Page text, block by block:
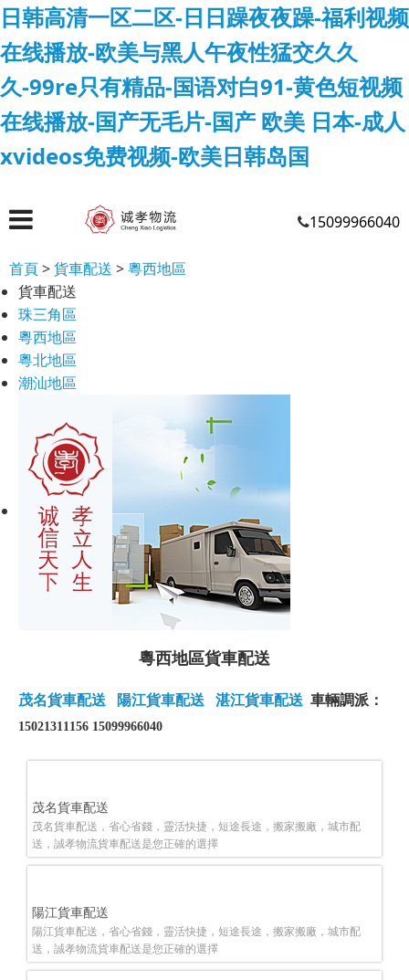
日韩高清一区二区-日日躁夜夜躁-福利视频
在线播放-欧美与黑人午夜性猛交久久
久-99re只有精品-国语对白91-黄色短视频
在线播放-国产无毛片-国产 欧美 日本-成人
xvideos免费视频-欧美日韩岛国
15099966040
首頁>貨車配送 >粵西地區
貨車配送
珠三角區
粵西地區
粵北地區
潮汕地區
粵西地區貨車配送
茂名貨車配送 陽江貨車配送 湛江貨車配送 車輛調派：
15021311156 15099966040
茂名貨車配送
茂名貨車配送，省心省錢，靈活快捷，短途長途，搬家搬廠，城市配
送，誠孝物流貨車配送是您正確的選擇
陽江貨車配送
陽江貨車配送，省心省錢，靈活快捷，短途長途，搬家搬廠，城市配
送，誠孝物流貨車配送是您正確的選擇